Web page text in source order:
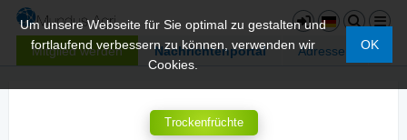
Mitglied werden Nachrichtenportal Adressen
Um unsere Webseite für Sie optimal zu gestalten und
fortlaufend verbessern zu können, verwenden wir
Cookies.
OK
Trockenfrüchte